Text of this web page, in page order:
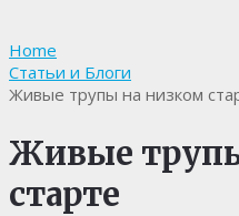
Home
Статьи и Блоги
Живые трупы на низком
Живые
старте